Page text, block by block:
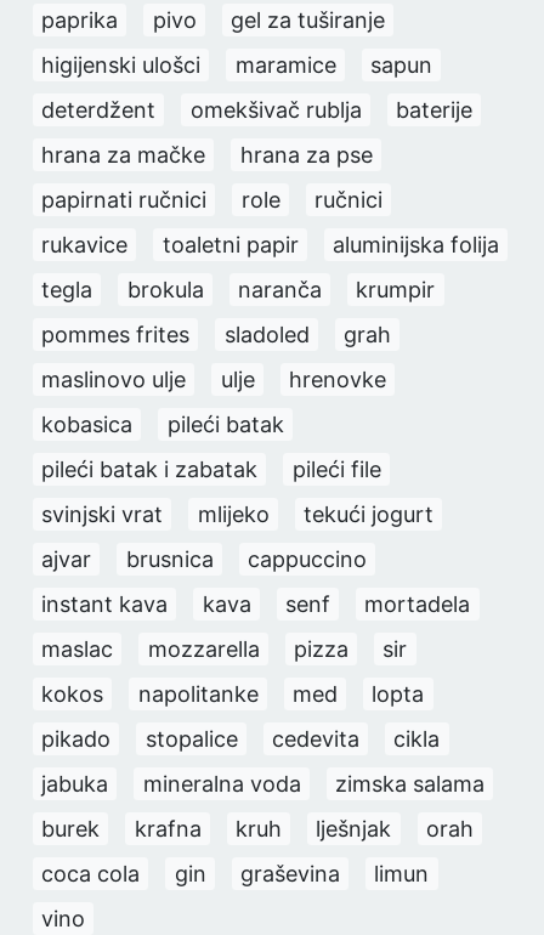
paprika
pivo
gel za tuširanje
higijenski ulošci
maramice
sapun
deterdžent
omekšivač rublja
baterije
hrana za mačke
hrana za pse
papirnati ručnici
role
ručnici
rukavice
toaletni papir
aluminijska folija
tegla
brokula naranča
krumpir
pommes frites
sladoled
grah
maslinovo ulje
ulje
hrenovke
kobasica
pileći batak
pileći batak i zabatak
pileći file
svinjski vrat
mlijeko
tekući jogurt
ajvar
brusnica
cappuccino
instant kava
kava senf
mortadela
maslac
mozzarella pizza
sir
kokos
napolitanke med
lopta
pikado
stopalice cedevita
cikla
jabuka
mineralna voda
zimska salama
burek
krafna kruh lješnjak
orah
coca cola
gin graševina
limun
vino